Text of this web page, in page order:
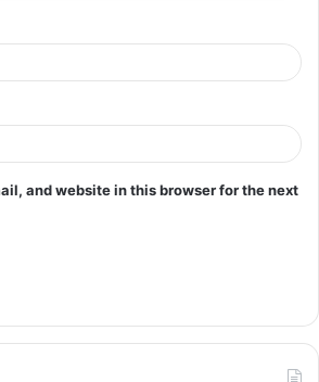
and website in this browser for the next